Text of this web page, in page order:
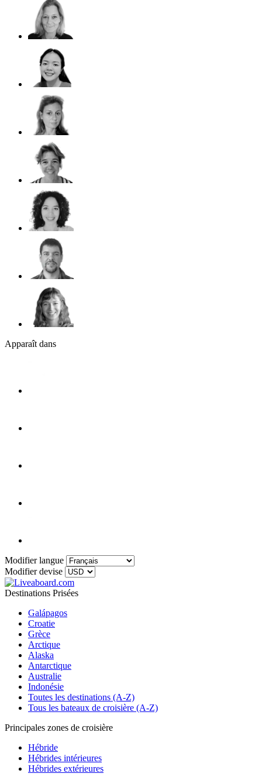
Apparaît dans
Modifier langue
Modifier devise
Destinations Prisées
Galápagos
Croatie
Grèce
Arctique
Alaska
Antarctique
Australie
Indonésie
Toutes les destinations (A-Z)
Tous les bateaux de croisière (A-Z)
Principales zones de croisière
Hébride
Hébrides intérieures
Hébrides extérieures